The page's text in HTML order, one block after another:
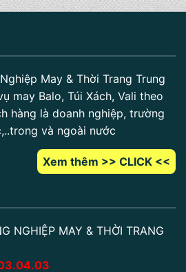
May & Thời Trang Trung
may Balo, Túi Xách, Vali theo
hàng là doanh nghiệp, trường
và ngoài nước
Xem thêm >> CLICK <<
NGHIỆP MAY & THỜI TRANG